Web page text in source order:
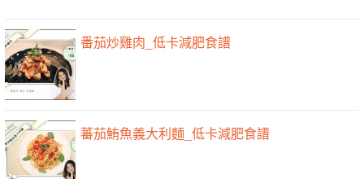
番茄炒雞肉_低卡減肥食譜
蕃茄鮪魚義大利麵_低卡減肥食譜